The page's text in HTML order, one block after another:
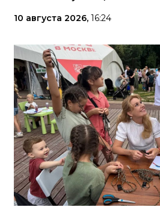
10 августа 2026, 16:24